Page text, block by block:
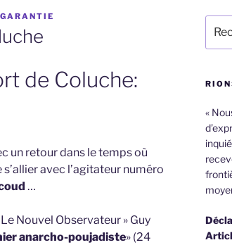
de Coluche:
un retour dans le temps où
avec l’agitateur numéro
…
Nouvel Observateur » Guy
anarcho-poujadiste» (24
pour
:
«